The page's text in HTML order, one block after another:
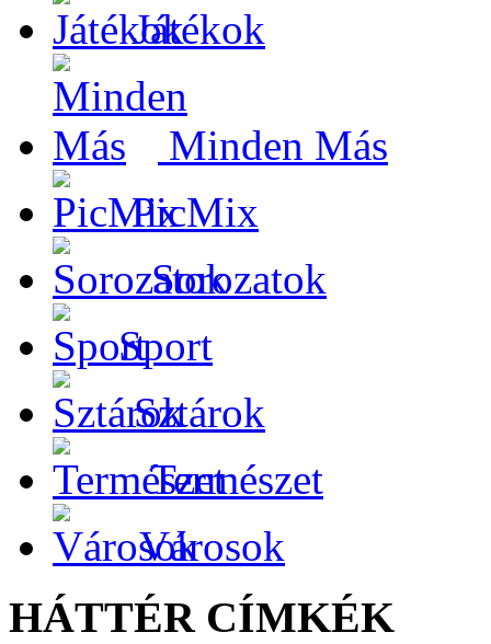
Játékok
Minden Más
PicMix
Sorozatok
Sport
Sztárok
Természet
Városok
HÁTTÉR CÍMKÉK